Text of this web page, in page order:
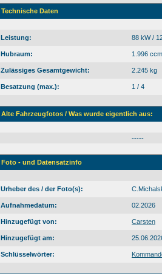
Technische Daten
Leistung: 88 kW /
Hubraum: 1.996 ccm
Zulässiges Gesamtgewicht: 2.245 kg
Besatzung (max.): 1 / 4
Alte Fahrzeugfotos / Was wurde eigentlich aus:
-----
Foto - und Datensatzinfo
Urheber des / der Foto(s):
Aufnahmedatum: 02.2026
Hinzugefügt von: Carsten
Hinzugefügt am:
Schlüsselwörter: